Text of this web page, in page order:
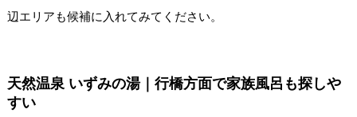
辺エリアも候補に入れてみてください。
天然温泉 いずみの湯｜行橋方面で家族風呂も探しや
すい